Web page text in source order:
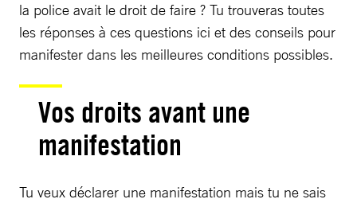
la police avait le droit de faire ? Tu trouveras toutes
les réponses à ces questions ici et des conseils pour
manifester dans les meilleures conditions possibles.
Vos droits avant une
manifestation
Tu veux déclarer une manifestation mais tu ne sais